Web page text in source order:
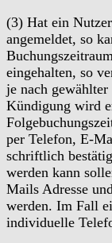
(3) Hat ein
angemeldet, so
eingehalten, so
je nach
Kündigung wird
per Telefon, E-
schriftlich
werden kann
Mails Adresse
werden. Im Fall
individuelle